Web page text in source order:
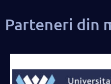
Parteneri din